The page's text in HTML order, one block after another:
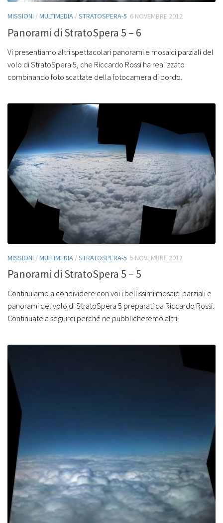
MISSIONI /MULTIMEDIA /STRATOSPERA-5 6 NOVEMBRE 2012
Panorami di StratoSpera 5 – 6
Vi presentiamo altri spettacolari panorami e mosaici parziali del
volo di StratoSpera 5, che Riccardo Rossi ha realizzato
combinando foto scattate della fotocamera di bordo.
MISSIONI /MULTIMEDIA /STRATOSPERA-5 5 NOVEMBRE 2012
Panorami di StratoSpera 5 – 5
Continuiamo a condividere con voi i bellissimi mosaici parziali e
panorami del volo di StratoSpera 5 preparati da Riccardo Rossi.
Continuate a seguirci perché ne pubblicheremo altri.